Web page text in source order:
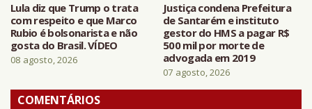
Lula diz que Trump o trata
com respeito e que Marco
Rubio é bolsonarista e não
gosta do Brasil. VÍDEO
08 agosto, 2026
Justiça condena Prefeitura
de Santarém e instituto
gestor do HMS a pagar R$
500 mil por morte de
advogada em 2019
07 agosto, 2026
COMENTÁRIOS